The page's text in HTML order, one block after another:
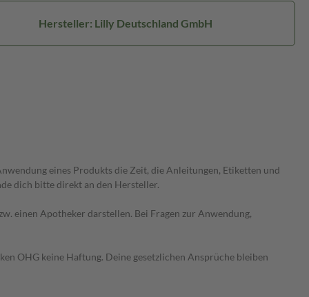
Hersteller: Lilly Deutschland GmbH
eines Produkts die Zeit, die Anleitungen, Etiketten und
dich bitte direkt an den Hersteller.
einen Apotheker darstellen. Bei Fragen zur Anwendung,
OHG keine Haftung. Deine gesetzlichen Ansprüche bleiben